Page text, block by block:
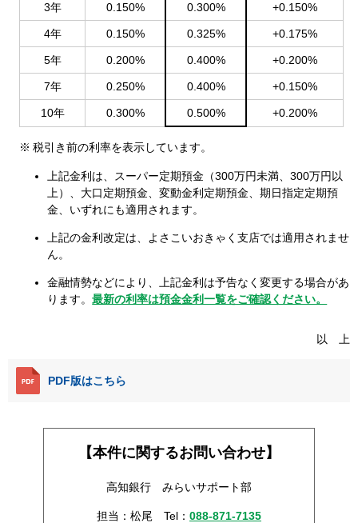
3年 0.150% 0.300% +0.150%
4年 0.150% 0.325% +0.175%
5年 0.200% 0.400% +0.200%
7年 0.250% 0.400% +0.150%
10年 0.300% 0.500% +0.200%
税引き前の利率を表示しています。
上記金利は、スーパー定期預金（300万円未満、300万円以
上）、大口定期預金、変動金利定期預金、期日指定定期預
金、いずれにも適用されます。
上記の金利改定は、よさこいおきゃく支店では適用されませ
ん。
金融情勢などにより、上記金利は予告なく変更する場合があ
ります。最新の利率は預金金利一覧をご確認ください。
以 上
PDF版はこちら
【本件に関するお問い合わせ】
高知銀行 みらいサポート部
担当：松尾 Tel： 088-871-7135